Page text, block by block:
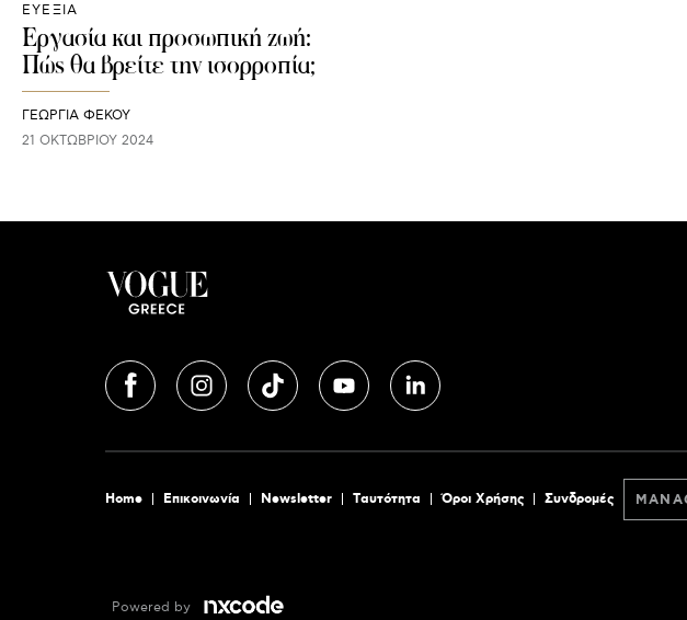
ΕΥΕΞΙΑ
Εργασία και προσωπική ζωή:
Πώς θα βρείτε την ισορροπία;
ΓΕΩΡΓΙΑ ΦΕΚΟΥ
21 ΟΚΤΩΒΡΊΟΥ 2024
Home Επικοινωνία Newsletter Tαυτότητα Όροι Χρήσης Συνδρομές
Powered by